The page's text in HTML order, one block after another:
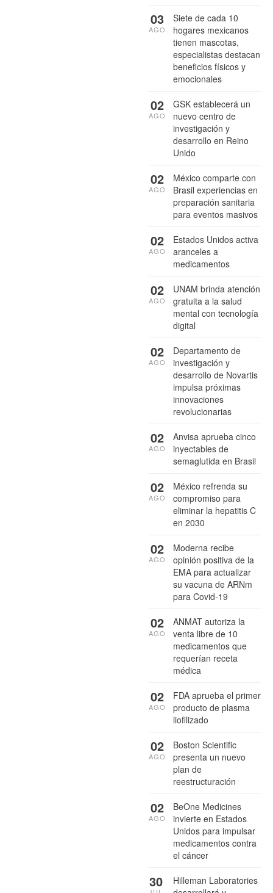
Siete de cada 10
hogares mexicanos
tienen mascotas,
especialistas destacan
beneficios físicos y
emocionales
03
AGO
GSK establecerá un
nuevo centro de
investigación y
desarrollo en Reino
Unido
02
AGO
México comparte con
Brasil experiencias en
preparación sanitaria
para eventos masivos
02
AGO
Estados Unidos activa
aranceles a
medicamentos
02
AGO
UNAM brinda atención
gratuita a la salud
mental con tecnología
digital
02
AGO
Departamento de
investigación y
desarrollo de Novartis
impulsa próximas
innovaciones
revolucionarias
02
AGO
Anvisa aprueba cinco
inyectables de
semaglutida en Brasil
02
AGO
México refrenda su
compromiso para
eliminar la hepatitis C
en 2030
02
AGO
Moderna recibe
opinión positiva de la
EMA para actualizar
su vacuna de ARNm
para Covid-19
02
AGO
ANMAT autoriza la
venta libre de 10
medicamentos que
requerían receta
médica
02
AGO
FDA aprueba el primer
producto de plasma
liofilizado
02
AGO
Boston Scientific
presenta un nuevo
plan de
reestructuración
02
AGO
BeOne Medicines
invierte en Estados
Unidos para impulsar
medicamentos contra
el cáncer
02
AGO
Hilleman Laboratories
30